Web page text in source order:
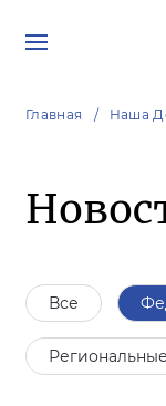
Главная Наша
Все
Региональные